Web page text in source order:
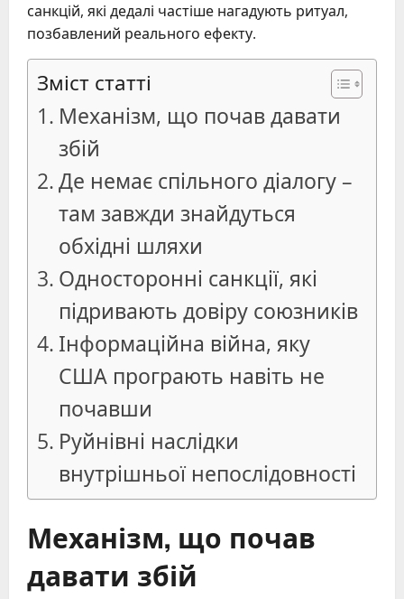
санкцій, які дедалі частіше нагадують ритуал,
позбавлений реального ефекту.
Зміст статті
Механізм, що почав давати
збій
Де немає спільного діалогу –
там завжди знайдуться
обхідні шляхи
Односторонні санкції, які
підривають довіру союзників
Інформаційна війна, яку
США програють навіть не
почавши
Руйнівні наслідки
внутрішньої непослідовності
Механізм, що почав
давати збій